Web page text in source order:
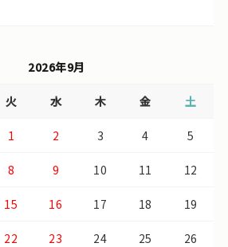
2026年9月
火 水 木 金 土
1 2 3 4 5
8 9 10 11 12
15 16 17 18 19
22 23 24 25 26